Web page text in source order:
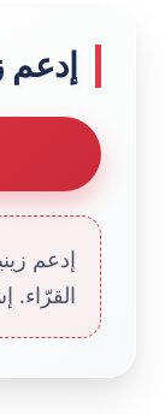
إدعم
إدعم
القرّاء.